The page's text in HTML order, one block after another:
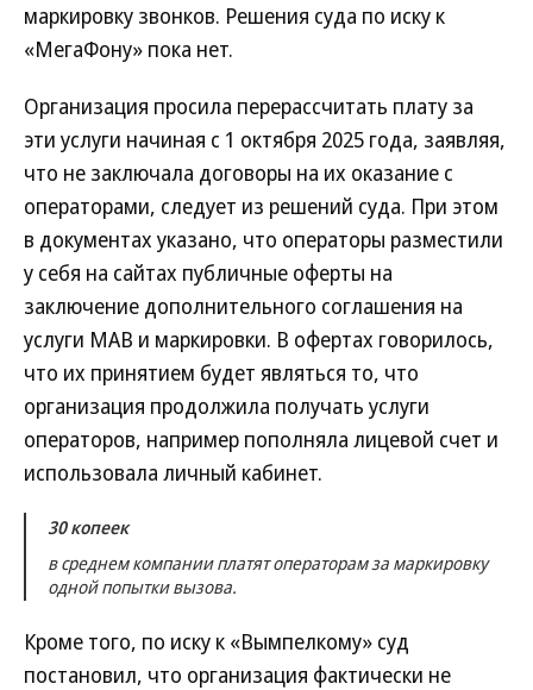
маркировку звонков. Решения суда по иску к
«МегаФону» пока нет.
Организация просила перерассчитать плату за
эти услуги начиная с 1 октября 2025 года, заявляя,
что не заключала договоры на их оказание с
операторами, следует из решений суда. При этом
в документах указано, что операторы разместили
у себя на сайтах публичные оферты на
заключение дополнительного соглашения на
услуги МАВ и маркировки. В офертах говорилось,
что их принятием будет являться то, что
организация продолжила получать услуги
операторов, например пополняла лицевой счет и
использовала личный кабинет.
30 копеек
в среднем компании платят операторам за маркировку
одной попытки вызова.
Кроме того, по иску к «Вымпелкому» суд
постановил, что организация фактически не